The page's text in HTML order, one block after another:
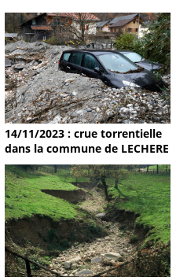
14/11/2023 : crue torrentielle
dans la commune de LECHERE